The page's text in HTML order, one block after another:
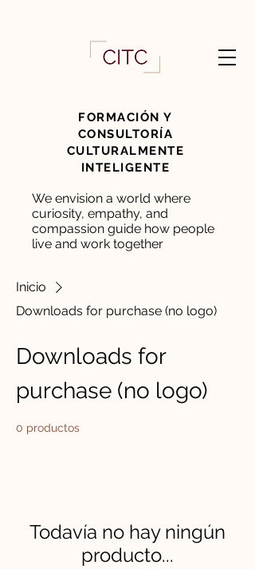
FORMACIÓN Y
CONSULTORÍA
CULTURALMENTE
INTELIGENTE
We envision a world where
curiosity, empathy, and
compassion guide how people
live and work together
Inicio
Downloads for purchase (no logo)
Downloads for
purchase (no logo)
0 productos
Todavía no hay ningún
producto...